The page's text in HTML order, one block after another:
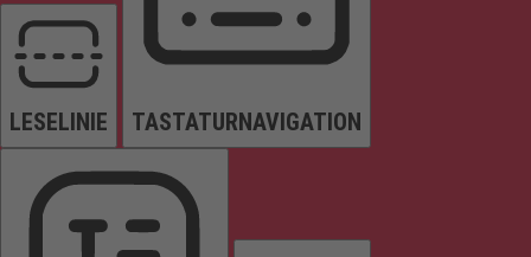
LESELINIE TASTATURNAVIGATION